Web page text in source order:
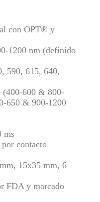
con OPT® y
1200 nm (definido
590, 615, 640,
(400-600 & 800-
650 & 900-1200
ms
contacto
15x35 mm, 6
FDA y marcado